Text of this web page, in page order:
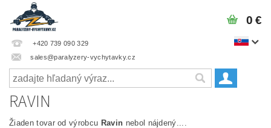
+420 739 090 329
sales@paralyzery-vychytavky.cz
0 €
RAVIN
Žiaden tovar od výrobcu Ravin nebol nájdený....